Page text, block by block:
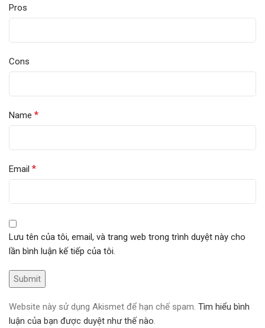
Pros
Cons
Name *
Email *
Lưu tên của tôi, email, và trang web trong trình duyệt này cho
lần bình luận kế tiếp của tôi.
Website này sử dụng Akismet để hạn chế spam. Tìm hiểu bình
luận của bạn được duyệt như thế nào.